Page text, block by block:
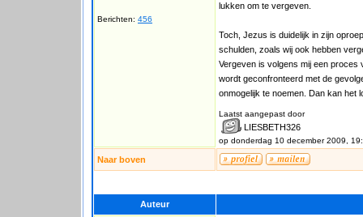
Berichten: 456
lukken om te vergeven.
Toch, Jezus is duidelijk in zijn
schulden, zoals wij ook hebben
Vergeven is volgens mij een
wordt geconfronteerd met de
onmogelijk te noemen. Dan kan het
Laatst aangepast door
LIESBETH326
op donderdag 10 december 2009,
Naar boven
Auteur